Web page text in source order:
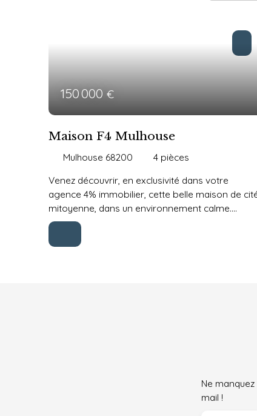
150 000€
Maison F4 Mulhouse
Mulhouse 68200 4 pièces
Venez découvrir, en exclusivité dans votre
agence 4% immobilier, cette belle maison de
mitoyenne, dans un environnement calme.
Concernant la composition de la maison, sa
permettront de profiter d'une belle pièce de vie
ville accompagné par un poêle à pellets, ainsi
des fenêtres en double vitrage PVC. Quelques
Ne
mail !